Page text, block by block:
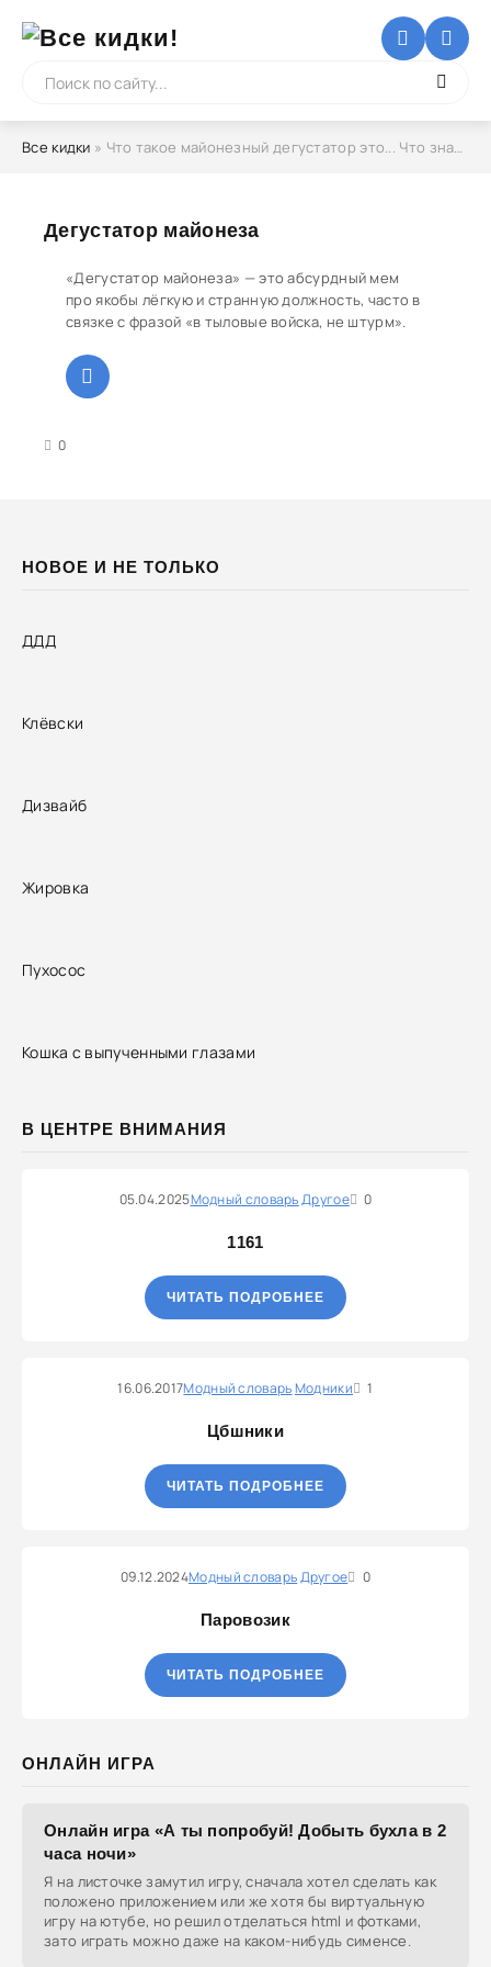
НОВОЕ И НЕ ТОЛЬКО
ДДД
Клёвски
Дизвайб
Жировка
Пухосос
Кошка с выпученными глазами
В ЦЕНТРЕ ВНИМАНИЯ
05.04.2025Модный словарьДругое 0
1161
ЧИТАТЬ ПОДРОБНЕЕ
16.06.2017Модный словарьМодники 1
Цбшники
ЧИТАТЬ ПОДРОБНЕЕ
09.12.2024Модный словарьДругое 0
Паровозик
ЧИТАТЬ ПОДРОБНЕЕ
ОНЛАЙН ИГРА
Онлайн игра «А ты попробуй! Добыть бухла в 2
часа ночи»
Я на листочке замутил игру, сначала хотел сделать как
положено приложением или же хотя бы виртуальную
игру на ютубе, но решил отделаться html и фотками,
зато играть можно даже на каком-нибудь сименсе.
Все кидки » Что такое майонезный дегустатор это... Что значит? Значение слова
Дегустатор майонеза
«Дегустатор майонеза» — это абсурдный мем
про якобы лёгкую и странную должность, часто в
связке с фразой «в тыловые войска, не штурм».
0